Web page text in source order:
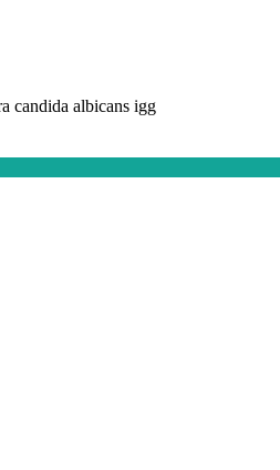
candida albicans igg